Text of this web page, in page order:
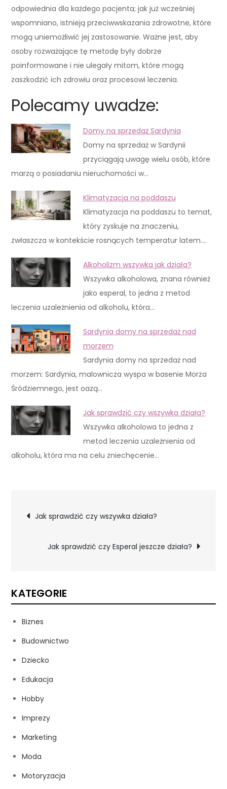
odpowiednia dla każdego pacjenta; jak już wcześniej
wspomniano, istnieją przeciwwskazania zdrowotne, które
mogą uniemożliwić jej zastosowanie. Ważne jest, aby
osoby rozważające tę metodę były dobrze
poinformowane i nie ulegały mitom, które mogą
zaszkodzić ich zdrowiu oraz procesowi leczenia.
Polecamy uwadze:
Domy na sprzedaż Sardynia
Domy na sprzedaż w Sardynii
przyciągają uwagę wielu osób, które
marzą o posiadaniu nieruchomości w…
Klimatyzacja na poddaszu
Klimatyzacja na poddaszu to temat,
który zyskuje na znaczeniu,
zwłaszcza w kontekście rosnących temperatur latem.…
Alkoholizm wszywka jak działa?
Wszywka alkoholowa, znana również
jako esperal, to jedna z metod
leczenia uzależnienia od alkoholu, która…
Sardynia domy na sprzedaż nad
morzem
Sardynia domy na sprzedaż nad
morzem: Sardynia, malownicza wyspa w basenie Morza
Śródziemnego, jest oazą…
Jak sprawdzić czy wszywka działa?
Wszywka alkoholowa to jedna z
metod leczenia uzależnienia od
alkoholu, która ma na celu zniechęcenie…
Nawigacja
wpisu
Jak sprawdzić czy wszywka działa?
Jak sprawdzić czy Esperal jeszcze działa?
KATEGORIE
Biznes
Budownictwo
Dziecko
Edukacja
Hobby
Imprezy
Marketing
Moda
Motoryzacja